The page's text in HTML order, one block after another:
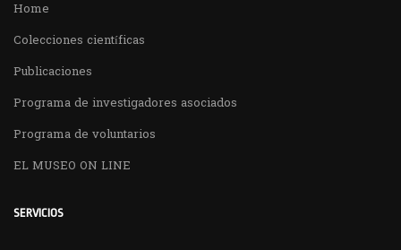
Home
Colecciones científicas
Publicaciones
Programa de investigadores asociados
Programa de voluntarios
EL MUSEO ON LINE
SERVICIOS